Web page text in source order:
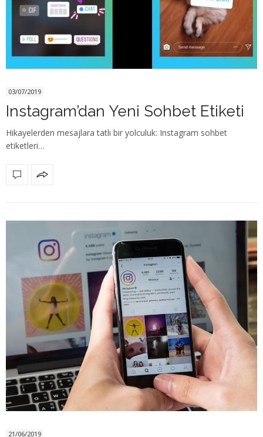
03/07/2019
Instagram’dan Yeni Sohbet Etiketi
Hikayelerden mesajlara tatlı bir yolculuk: Instagram sohbet
etiketleri…
21/06/2019